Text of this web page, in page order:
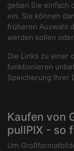
geben Sie einfach
ein. Sie können
früheren Auswahl
werden sollen
Die Links zu einer
funktionieren
Speicherung Ihrer
Kaufen von
pullPIX - so
Um